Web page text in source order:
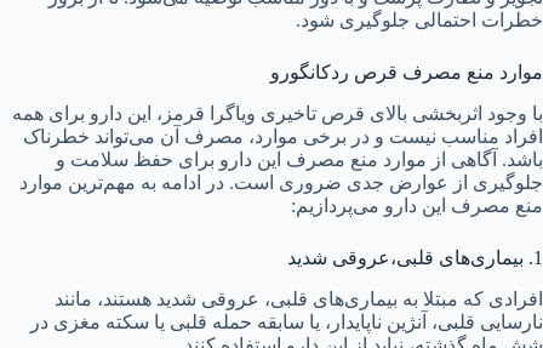
خطرات احتمالی جلوگیری شود.
موارد منع مصرف قرص ردکانگورو
با وجود اثربخشی بالای قرص تاخیری ویاگرا قرمز، این دارو برای همه
افراد مناسب نیست و در برخی موارد، مصرف آن می‌تواند خطرناک
باشد. آگاهی از موارد منع مصرف این دارو برای حفظ سلامت و
جلوگیری از عوارض جدی ضروری است. در ادامه به مهم‌ترین موارد
منع مصرف این دارو می‌پردازیم:
1. بیماری‌های قلبی،عروقی شدید
افرادی که مبتلا به بیماری‌های قلبی، عروقی شدید هستند، مانند
نارسایی قلبی، آنژین ناپایدار، یا سابقه حمله قلبی یا سکته مغزی در